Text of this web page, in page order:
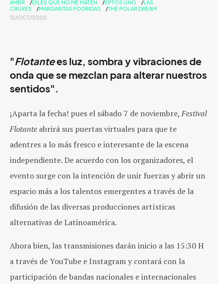
AMBR DILES QUE NO ME MATEN EPTOS UNO
LAS
CRUXES
MARGARITAS PODRIDAS
THE POLAR DREAM
12/OCT/2020
"Flotantees luz, sombra y vibraciones de
onda que se mezclan para alterar nuestros
sentidos".
¡Aparta la fecha! pues el sábado 7 de noviembre,Festival
Flotante abrirá sus puertas virtuales para que te
adentres a lo más fresco e interesante de la escena
independiente. De acuerdo con los organizadores, el
evento surge con la intención de unir fuerzas y abrir un
espacio más a los talentos emergentes a través de la
difusión de las diversas producciones artísticas
alternativas de Latinoamérica.
Ahora bien, las transmisiones darán inicio a las 15:30 H
a través de YouTube e Instagram y contará con la
participación de bandas nacionales e internacionales